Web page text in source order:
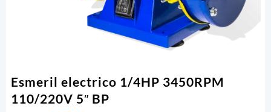
Esmeril electrico 1/4HP 3450RPM
110/220V 5″ BP